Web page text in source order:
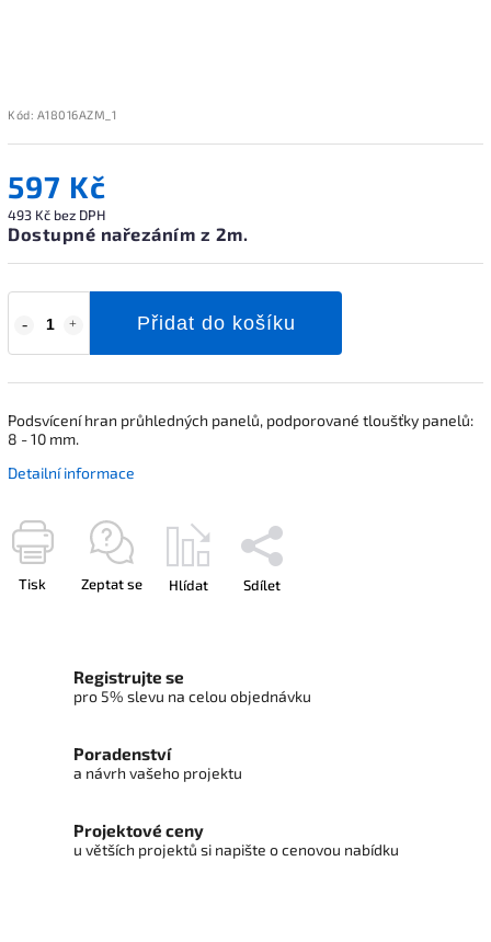
Kód: A18016AZM_1
597 Kč
493 Kč bez DPH
Dostupné nařezáním z 2m.
Přidat do košíku
Podsvícení hran průhledných panelů, podporované tloušťky panelů:
8 - 10 mm.
Detailní informace
Tisk Zeptat se Hlídat Sdílet
Registrujte se
pro 5% slevu na celou objednávku
Poradenství
a návrh vašeho projektu
Projektové ceny
u větších projektů si napište o cenovou nabídku